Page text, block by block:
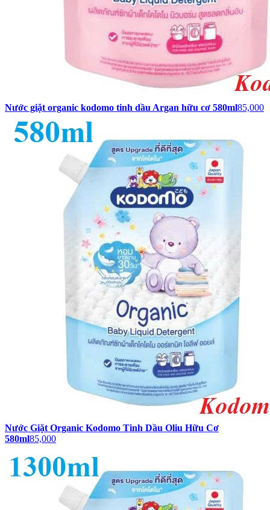
Nước giặt organic kodomo tinh dầu Argan hữu cơ 580ml85,000
Nước Giặt Organic Kodomo Tinh Dầu Oliu Hữu Cơ
580ml85,000